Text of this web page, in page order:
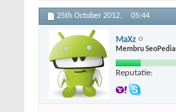
25th October 2012, 05:44
MaXz
Membru SeoPedia
Reputatie: